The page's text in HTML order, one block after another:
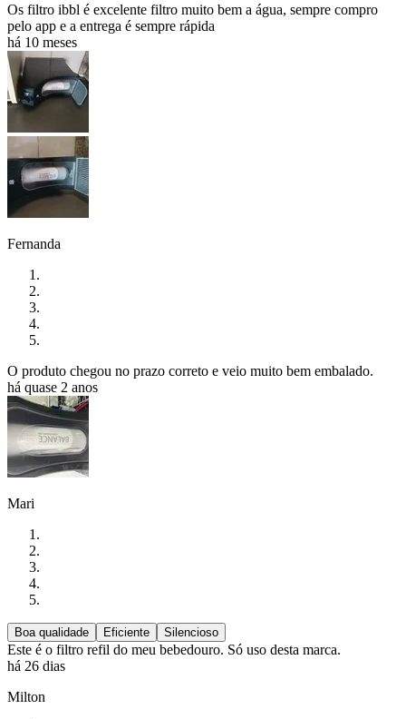
Os filtro ibbl é excelente filtro muito bem a água, sempre compro
pelo app e a entrega é sempre rápida
há 10 meses
Fernanda
O produto chegou no prazo correto e veio muito bem embalado.
há quase 2 anos
Mari
Boa qualidade Eficiente Silencioso
Este é o filtro refil do meu bebedouro. Só uso desta marca.
há 26 dias
Milton